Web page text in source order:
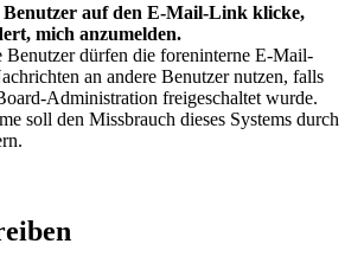
Benutzer auf den E-Mail-Link klicke,
mich anzumelden.
Benutzer dürfen die foreninterne E-Mail-
an andere Benutzer nutzen, falls
Administration freigeschaltet wurde.
soll den Missbrauch dieses Systems durch